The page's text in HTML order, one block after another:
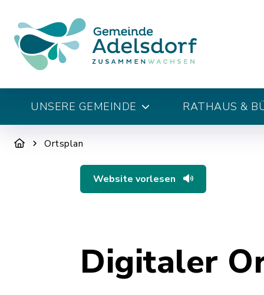
UNSERE GEMEINDE RATHAUS &
Ortsplan
Website vorlesen
Digitaler